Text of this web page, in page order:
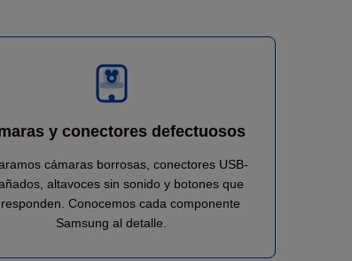
y conectores defectuosos
cámaras borrosas, conectores USB-
altavoces sin sonido y botones que
Conocemos cada componente
Samsung al detalle.